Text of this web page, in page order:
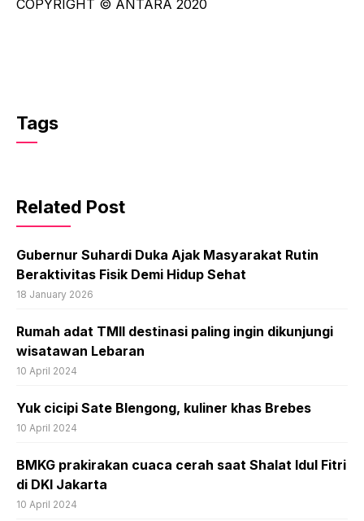
COPYRIGHT © ANTARA 2020
Tags
Related Post
Gubernur Suhardi Duka Ajak Masyarakat Rutin
Beraktivitas Fisik Demi Hidup Sehat
18 January 2026
Rumah adat TMII destinasi paling ingin dikunjungi
wisatawan Lebaran
10 April 2024
Yuk cicipi Sate Blengong, kuliner khas Brebes
10 April 2024
BMKG prakirakan cuaca cerah saat Shalat Idul Fitri
di DKI Jakarta
10 April 2024